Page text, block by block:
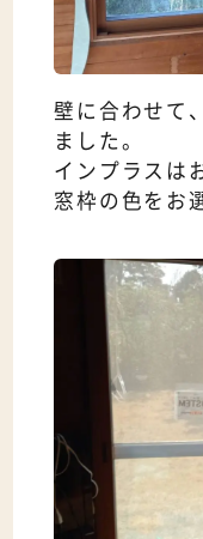
壁に合わせて
ました。
インプラスは
窓枠の色をお